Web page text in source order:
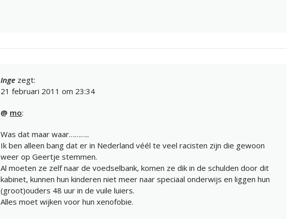
Inge zegt:
21 februari 2011 om 23:34
@ mo:
Was dat maar waar………..
Ik ben alleen bang dat er in Nederland véél te veel racisten zijn die gewoon
weer op Geertje stemmen.
Al moeten ze zelf naar de voedselbank, komen ze dik in de schulden door dit
kabinet, kunnen hun kinderen niet meer naar speciaal onderwijs en liggen hun
(groot)ouders 48 uur in de vuile luiers.
Alles moet wijken voor hun xenofobie.